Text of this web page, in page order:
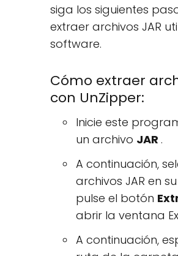
siga los siguientes
extraer archivos JAR
software.
Cómo extraer
con UnZipper:
Inicie este
un archivo JAR .
A continuación,
archivos JAR en
pulse el botón
abrir la ventana
A continuación,